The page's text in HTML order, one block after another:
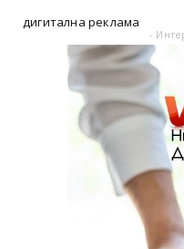
дигитална реклама
-